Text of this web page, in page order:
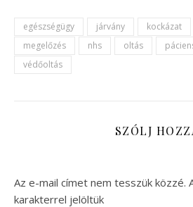
egészségügy járvány kockázat
megelőzés
nhs oltás
védőoltás
SZÓLJ
Az e-mail címet nem tesszük közzé.
karakterrel jelöltük